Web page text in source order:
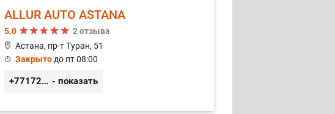
ALLUR AUTO ASTANA
5.0
2 отзыва
Астана, пр-т Туран, 51
Закрытодо пт 08:00
+77172571571 - показать